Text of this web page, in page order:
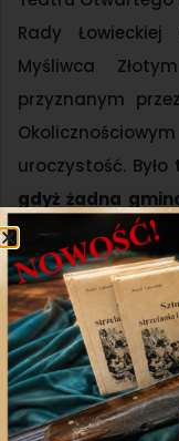
Rady
Myśliwca
przyznanym
uroczystość. Było
gdyż żadna
patronatu Św.
Uroczystość
leśników, władz
organizacji z
kujawsko-
ZOBACZ RELACJĘ